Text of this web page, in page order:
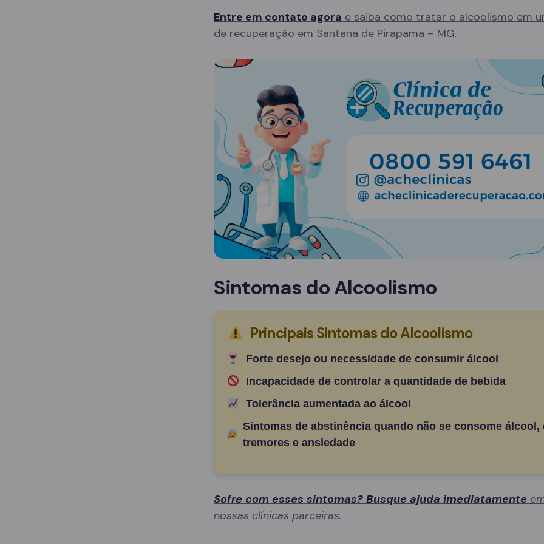
Entre em contato agora e saiba como tratar o alcoolismo em
de recuperação em Santana de Pirapama – MG.
Sintomas do Alcoolismo
Principais Sintomas do Alcoolismo
Forte desejo ou necessidade de consumir álcool
Incapacidade de controlar a quantidade de bebida
Tolerância aumentada ao álcool
Sintomas de abstinência quando não se consome álcool,
tremores e ansiedade
Sofre com esses sintomas? Busque ajuda imediatamente
nossas clínicas parceiras.